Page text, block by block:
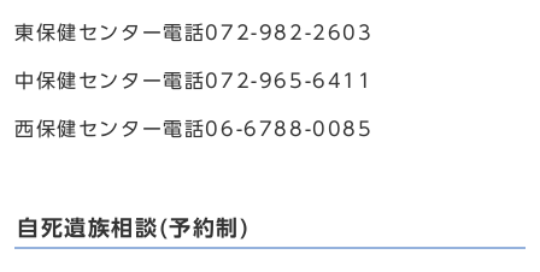
東保健センター電話072-982-2603
中保健センター電話072-965-6411
西保健センター電話06-6788-0085
自死遺族相談(予約制)